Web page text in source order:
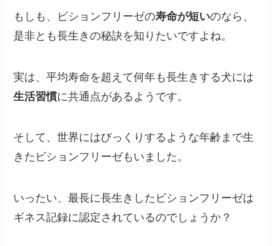
もしも、ビションフリーゼの寿命が短いのなら、
是非とも長生きの秘訣を知りたいですよね。
実は、平均寿命を超えて何年も長生きする犬には
生活習慣に共通点があるようです。
そして、世界にはびっくりするような年齢まで生
きたビションフリーゼもいました。
いったい、最長に長生きしたビションフリーゼは
ギネス記録に認定されているのでしょうか？